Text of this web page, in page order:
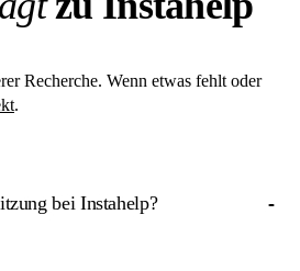
Recherche. Wenn etwas fehlt oder
.
bei Instahelp?